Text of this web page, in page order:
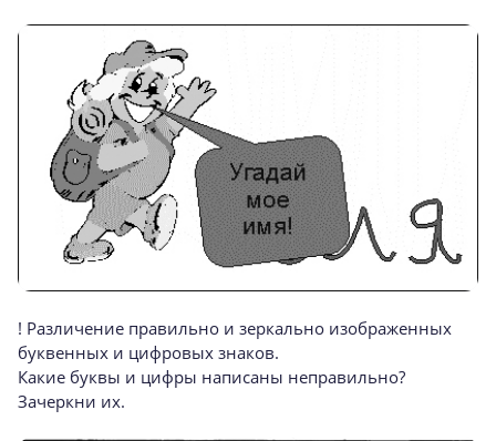
! Различение правильно и зеркально изображенных
буквенных и цифровых знаков.
Какие буквы и цифры написаны неправильно?
Зачеркни их.